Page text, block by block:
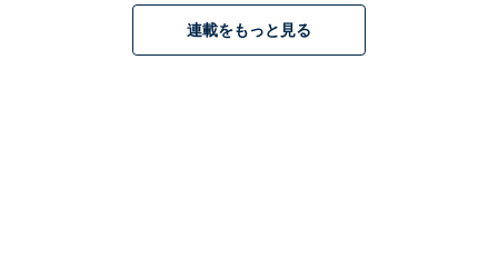
連載をもっと見る